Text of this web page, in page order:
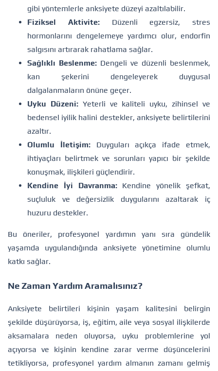
gibi yöntemlerle anksiyete düzeyi azaltılabilir.
Fiziksel Aktivite:Düzenli egzersiz, stres
hormonlarını dengelemeye yardımcı olur, endorfin
salgısını artırarak rahatlama sağlar.
Sağlıklı Beslenme: Dengeli ve düzenli beslenmek,
kan şekerini dengeleyerek duygusal
dalgalanmaların önüne geçer.
Uyku Düzeni:Yeterli ve kaliteli uyku, zihinsel ve
bedensel iyilik halini destekler, anksiyete belirtilerini
azaltır.
Olumlu İletişim:Duyguları açıkça ifade etmek,
ihtiyaçları belirtmek ve sorunları yapıcı bir şekilde
konuşmak, ilişkileri güçlendirir.
Kendine İyi Davranma:Kendine yönelik şefkat,
suçluluk ve değersizlik duygularını azaltarak iç
huzuru destekler.
Bu öneriler, profesyonel yardımın yanı sıra gündelik
yaşamda uygulandığında anksiyete yönetimine olumlu
katkı sağlar.
Ne Zaman Yardım Aramalısınız?
Anksiyete belirtileri kişinin yaşam kalitesini belirgin
şekilde düşürüyorsa, iş, eğitim, aile veya sosyal ilişkilerde
aksamalara neden oluyorsa, uyku problemlerine yol
açıyorsa ve kişinin kendine zarar verme düşüncelerini
tetikliyorsa, profesyonel yardım almanın zamanı gelmiş